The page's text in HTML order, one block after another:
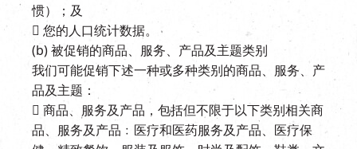
惯）；及
 您的人口统计数据。
(b) 被促销的商品、服务、产品及主题类别
我们可能促销下述一种或多种类别的商品、服务、产
品及主题：
 商品、服务及产品，包括但不限于以下类别相关商
品、服务及产品﹕医疗和医药服务及产品、医疗保